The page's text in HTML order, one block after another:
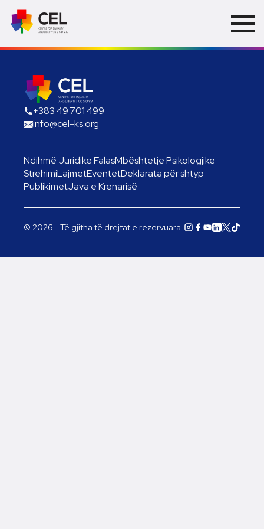
+383 49 701 499
info@cel-ks.org
Ndihmë Juridike FalasMbështetje Psikologjike
StrehimiLajmetEventetDeklarata për shtyp
PublikimetJava e Krenarisë
© 2026 - Të gjitha të drejtat e rezervuara.